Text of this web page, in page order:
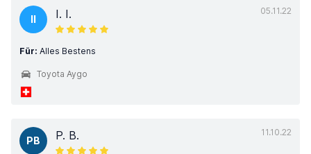
05.11.22
II I. I.
Für: Alles Bestens
Toyota Aygo
11.10.22
PB P. B.